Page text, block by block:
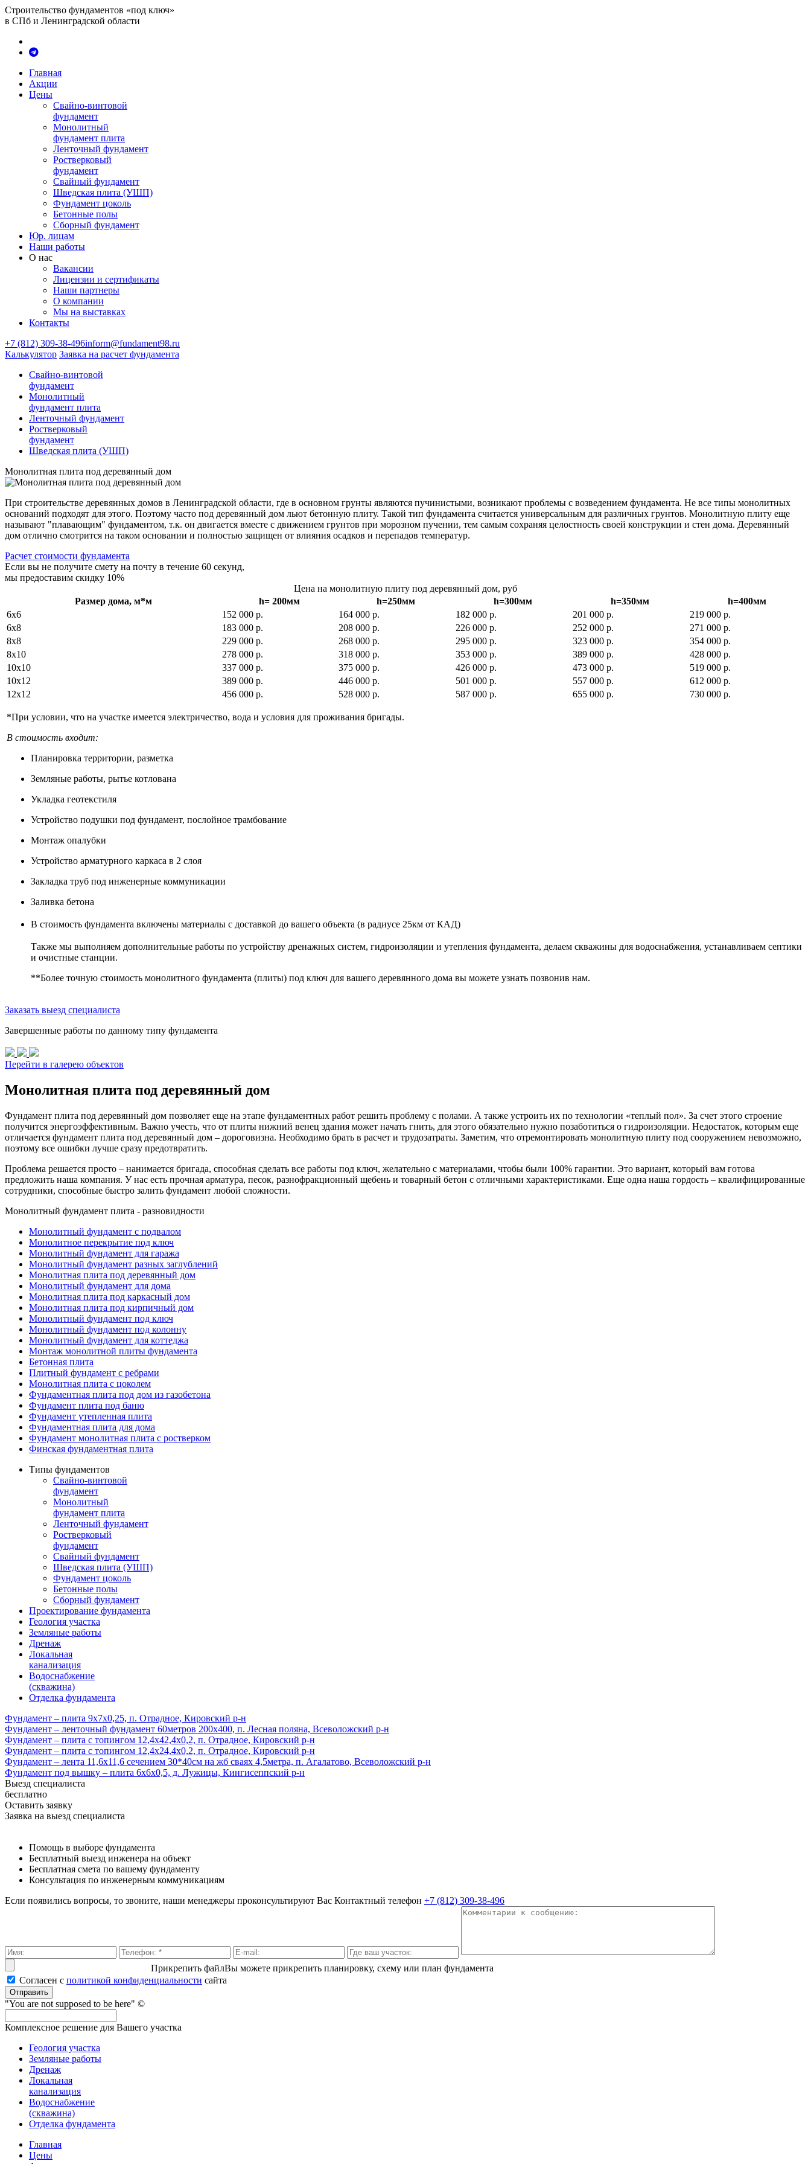
Строительство фундаментов «под ключ»
в СПб и Ленинградской области
Главная
Акции
Цены
Свайно-винтовой
фундамент
Монолитный
фундамент плита
Ленточный фундамент
Ростверковый
фундамент
Свайный фундамент
Шведская плита (УШП)
Фундамент цоколь
Бетонные полы
Сборный фундамент
Юр. лицам
Наши работы
О нас
Вакансии
Лицензии и сертификаты
Наши партнеры
О компании
Мы на выставках
Контакты
+7 (812) 309-38-496inform@fundament98.ru
Калькулятор Заявка на расчет фундамента
Свайно-винтовой
фундамент
Монолитный
фундамент плита
Ленточный фундамент
Ростверковый
фундамент
Шведская плита (УШП)
Монолитная плита под деревянный дом
При строительстве деревянных домов в Ленинградской области, где в основном грунты являются пучинистыми, возникают проблемы с возведением фундамента. Не все типы монолитных
оснований подходят для этого. Поэтому часто под деревянный дом льют бетонную плиту. Такой тип фундамента считается универсальным для различных грунтов. Монолитную плиту еще
называют "плавающим" фундаментом, т.к. он двигается вместе с движением грунтов при морозном пучении, тем самым сохраняя целостность своей конструкции и стен дома. Деревянный
дом отлично смотрится на таком основании и полностью защищен от влияния осадков и перепадов температур.
Расчет стоимости фундамента
Если вы не получите смету на почту в течение 60 секунд,
мы предоставим скидку 10%
Цена на монолитную плиту под деревянный дом, руб
Размер дома, м*м
h= 200мм h=250мм h=300мм h=350мм
h=400мм
6х6
152 000 р. 164 000 р. 182 000 р. 201 000 р.
219 000 р.
6х8
183 000 р. 208 000 р. 226 000 р. 252 000 р.
271 000 р.
8х8
229 000 р. 268 000 р. 295 000 р. 323 000 р.
354 000 р.
8х10
278 000 р. 318 000 р. 353 000 р. 389 000 р.
428 000 р.
10х10
337 000 р. 375 000 р. 426 000 р. 473 000 р.
519 000 р.
10х12
389 000 р. 446 000 р. 501 000 р. 557 000 р.
612 000 р.
12х12
456 000 р. 528 000 р. 587 000 р. 655 000 р. 730 000 р.
*При условии, что на участке имеется электричество, вода и условия для проживания бригады.
В стоимость входит:
Планировка территории, разметка
Земляные работы, рытье котлована
Укладка геотекстиля
Устройство подушки под фундамент, послойное трамбование
Монтаж опалубки
Устройство арматурного каркаса в 2 слоя
Закладка труб под инженерные коммуникации
Заливка бетона
В стоимость фундамента включены материалы с доставкой до вашего объекта (в радиусе 25км от КАД)
Также мы выполняем дополнительные работы по устройству дренажных систем, гидроизоляции и утепления фундамента, делаем скважины для водоснабжения, устанавливаем септики
и очистные станции.
**Более точную стоимость монолитного фундамента (плиты) под ключ для вашего деревянного дома вы можете узнать позвонив нам.
Заказать выезд специалиста
Завершенные работы по данному типу фундамента
Перейти в галерею объектов
Монолитная плита под деревянный дом
Фундамент плита под деревянный дом позволяет еще на этапе фундаментных работ решить проблему с полами. А также устроить их по технологии «теплый пол». За счет этого строение
получится энергоэффективным. Важно учесть, что от плиты нижний венец здания может начать гнить, для этого обязательно нужно позаботиться о гидроизоляции. Недостаток, которым еще
отличается фундамент плита под деревянный дом – дороговизна. Необходимо брать в расчет и трудозатраты. Заметим, что отремонтировать монолитную плиту под сооружением невозможно,
поэтому все ошибки лучше сразу предотвратить.
Проблема решается просто – нанимается бригада, способная сделать все работы под ключ, желательно с материалами, чтобы были 100% гарантии. Это вариант, который вам готова
предложить наша компания. У нас есть прочная арматура, песок, разнофракционный щебень и товарный бетон с отличными характеристиками. Еще одна наша гордость – квалифицированные
сотрудники, способные быстро залить фундамент любой сложности.
Монолитный фундамент плита - разновидности
Монолитный фундамент с подвалом
Монолитное перекрытие под ключ
Монолитный фундамент для гаража
Монолитный фундамент разных заглублений
Монолитная плита под деревянный дом
Монолитный фундамент для дома
Монолитная плита под каркасный дом
Монолитная плита под кирпичный дом
Монолитный фундамент под ключ
Монолитный фундамент под колонну
Монолитный фундамент для коттеджа
Монтаж монолитной плиты фундамента
Бетонная плита
Плитный фундамент с ребрами
Монолитная плита с цоколем
Фундаментная плита под дом из газобетона
Фундамент плита под баню
Фундамент утепленная плита
Фундаментная плита для дома
Фундамент монолитная плита с ростверком
Финская фундаментная плита
Типы фундаментов
Свайно-винтовой
фундамент
Монолитный
фундамент плита
Ленточный фундамент
Ростверковый
фундамент
Свайный фундамент
Шведская плита (УШП)
Фундамент цоколь
Бетонные полы
Сборный фундамент
Проектирование фундамента
Геология участка
Земляные работы
Дренаж
Локальная
канализация
Водоснабжение
(скважина)
Отделка фундамента
Фундамент – плита 9х7х0,25, п. Отрадное, Кировский р-н
Фундамент – ленточный фундамент 60метров 200х400, п. Лесная поляна, Всеволожский р-н
Фундамент – плита с топингом 12,4х42,4х0,2, п. Отрадное, Кировский р-н
Фундамент – плита с топингом 12,4х24,4х0,2, п. Отрадное, Кировский р-н
Фундамент – лента 11,6х11,6 сечением 30*40см на жб сваях 4,5метра, п. Агалатово, Всеволожский р-н
Фундамент под вышку – плита 6х6х0,5, д. Лужицы, Кингисеппский р-н
Выезд специалиста
бесплатно
Оставить заявку
Заявка на выезд специалиста
Помощь в выборе фундамента
Бесплатный выезд инженера на объект
Бесплатная смета по вашему фундаменту
Консультация по инженерным коммуникациям
Если появились вопросы, то звоните, наши менеджеры проконсультируют Вас Контактный телефон +7 (812) 309-38-496
Прикрепить файлВы можете прикрепить планировку, схему или план фундамента
Согласен с политикой кон­фи­ден­ци­аль­нос­ти сайта
Отправить
"You are not supposed to be here" ©
Комплексное решение для Вашего участка
Геология участка
Земляные работы
Дренаж
Локальная
канализация
Водоснабжение
(скважина)
Отделка фундамента
Главная
Цены